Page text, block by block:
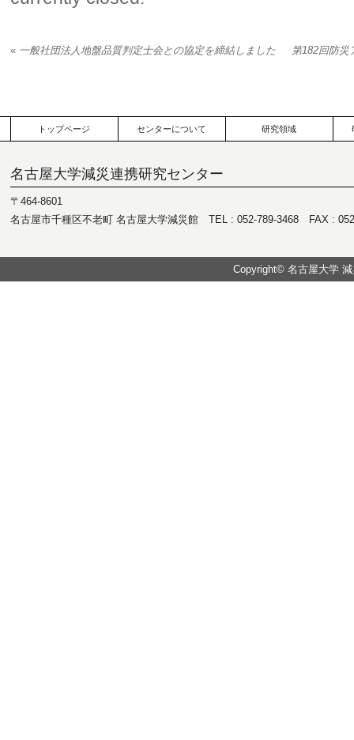
«一般社団法人地盤品質判定士会との協定を締結しました 第182回防
トップページ センターについて 研究領域
名古屋大学減災連携研究センター
〒464-8601
名古屋市千種区不老町 名古屋大学減災館 TEL : 052-789-3468 FAX :
Copyright© 名古屋大学